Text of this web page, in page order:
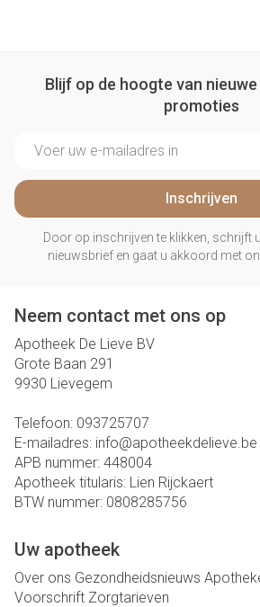
Blijf op de hoogte van
promoties
Inschrijven
Door op inschrijven te klikken, schrijft
nieuwsbrief en gaat u akkoord met
Neem contact met ons op
Apotheek De Lieve BV
Grote Baan 291
9930 Lievegem
Telefoon: 093725707
E-mailadres: info@apotheekdelieve.be
APB nummer: 448004
Apotheek titularis: Lien Rijckaert
BTW nummer: 0808285756
Uw apotheek
Over ons Gezondheidsnieuws
Voorschrift Zorgtarieven